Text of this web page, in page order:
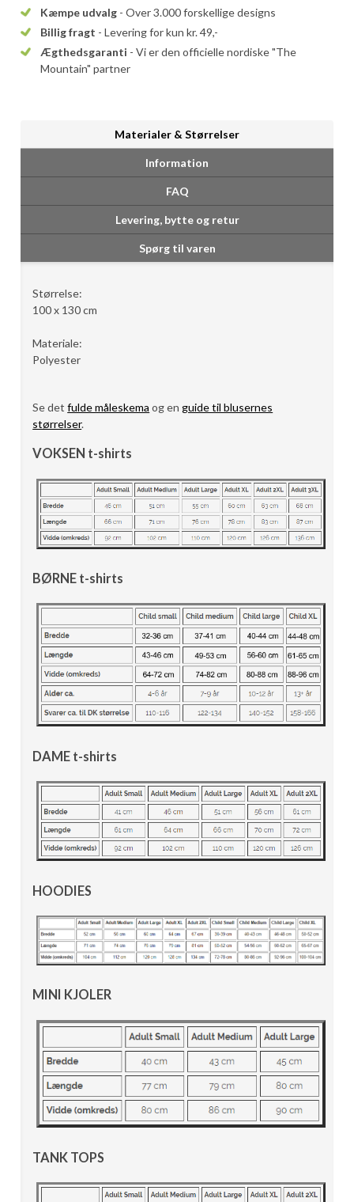
Kæmpe udvalg - Over 3.000 forskellige designs
Billig fragt - Levering for kun kr. 49,-
Ægthedsgaranti - Vi er den officielle nordiske "The
Mountain" partner
Materialer & Størrelser
Information
FAQ
Levering, bytte og retur
Spørg til varen
Størrelse:
100 x 130 cm
Materiale:
Polyester
Se detfulde måleskema og enguide til blusernes
størrelser.
VOKSEN t-shirts
BØRNE t-shirts
DAME t-shirts
HOODIES
MINI KJOLER
TANK TOPS